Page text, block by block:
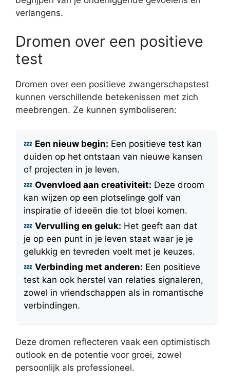
verlangens.
Dromen over een positieve
test
Dromen over een positieve zwangerschapstest
kunnen verschillende betekenissen met zich
meebrengen. Ze kunnen symboliseren:
Een nieuw begin: Een positieve test kan
duiden op het ontstaan van nieuwe kansen
of projecten in je leven.
Ovenvloed aan creativiteit: Deze droom
kan wijzen op een plotselinge golf van
inspiratie of ideeën die tot bloei komen.
Vervulling en geluk: Het geeft aan dat
je op een punt in je leven staat waar je je
gelukkig en tevreden voelt met je keuzes.
Verbinding met anderen: Een positieve
test kan ook herstel van relaties signaleren,
zowel in vriendschappen als in romantische
verbindingen.
Deze dromen reflecteren vaak een optimistisch
outlook en de potentie voor groei, zowel
persoonlijk als professioneel.